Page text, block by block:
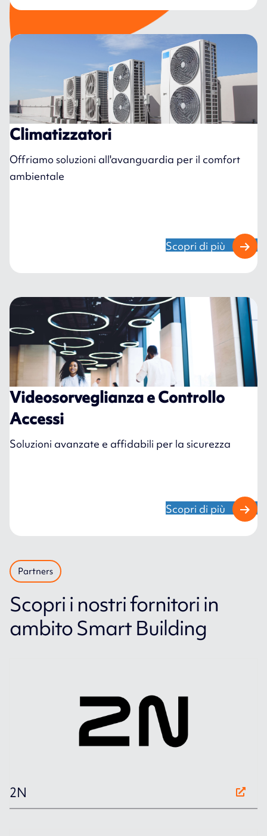
Climatizzatori
Offriamo soluzioni all'avanguardia per il comfort
ambientale
Scopri di più
Videosorveglianza e Controllo
Accessi
Soluzioni avanzate e affidabili per la sicurezza
Scopri di più
Partners
Scopri i nostri fornitori in
ambito Smart Building
2N